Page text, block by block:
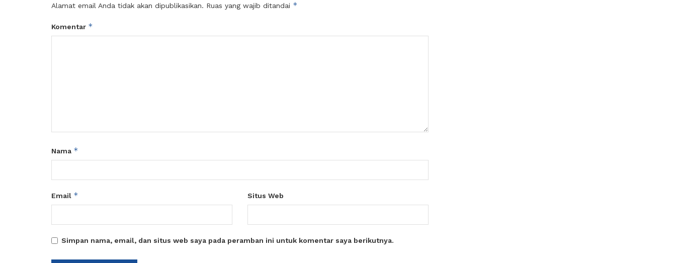
Alamat email Anda tidak akan dipublikasikan. Ruas yang wajib ditandai *
Komentar *
Nama *
Email * Situs Web
Simpan nama, email, dan situs web saya pada peramban ini untuk komentar saya berikutnya.